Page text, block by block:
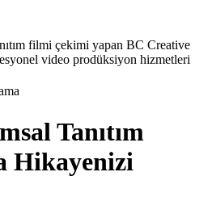
Tanıtım
Hikayenizi